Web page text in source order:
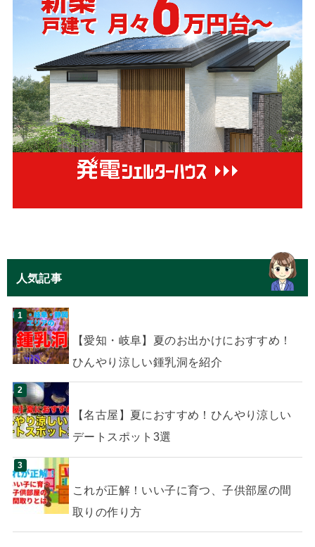
人気記事
【愛知・岐阜】夏のお出かけにおすすめ！
ひんやり涼しい鍾乳洞を紹介
【名古屋】夏におすすめ！ひんやり涼しい
デートスポット3選
これが正解！いい子に育つ、子供部屋の間
取りの作り方